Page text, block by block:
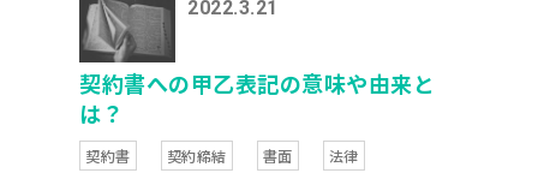
2022.3.21
契約書への甲乙表記の意味や由来と
は？
契約書 契約締結 書面 法律